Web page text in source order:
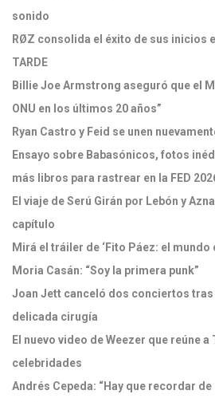
sonido
RØZ consolida el éxito de sus inicios
TARDE
Billie Joe Armstrong aseguró que el
ONU en los últimos 20 años”
Ryan Castro y Feid se unen
Ensayo sobre Babasónicos, fotos
más libros para rastrear en la FED
El viaje de Serú Girán por Lebón y
capítulo
Mirá el tráiler de ‘Fito Páez: el mundo
Moria Casán: “Soy la primera punk”
Joan Jett canceló dos conciertos tras
delicada cirugía
El nuevo video de Weezer que reúne a
celebridades
Andrés Cepeda: “Hay que recordar